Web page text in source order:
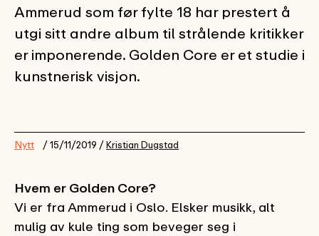
Ammerud som før fylte 18 har prestert å
utgi sitt andre album til strålende kritikker
er imponerende. Golden Core er et studie i
kunstnerisk visjon.
Nytt / 15/11/2019 /Kristian Dugstad
Hvem er Golden Core?
Vi er fra Ammerud i Oslo. Elsker musikk, alt
mulig av kule ting som beveger seg i